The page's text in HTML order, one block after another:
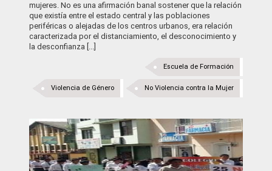
mujeres. No es una afirmación banal sostener que la relación
que existía entre el estado central y las poblaciones
periféricas o alejadas de los centros urbanos, era relación
caracterizada por el distanciamiento, el desconocimiento y
la desconfianza [...]
Escuela de Formación
No Violencia contra la Mujer
Violencia de Género